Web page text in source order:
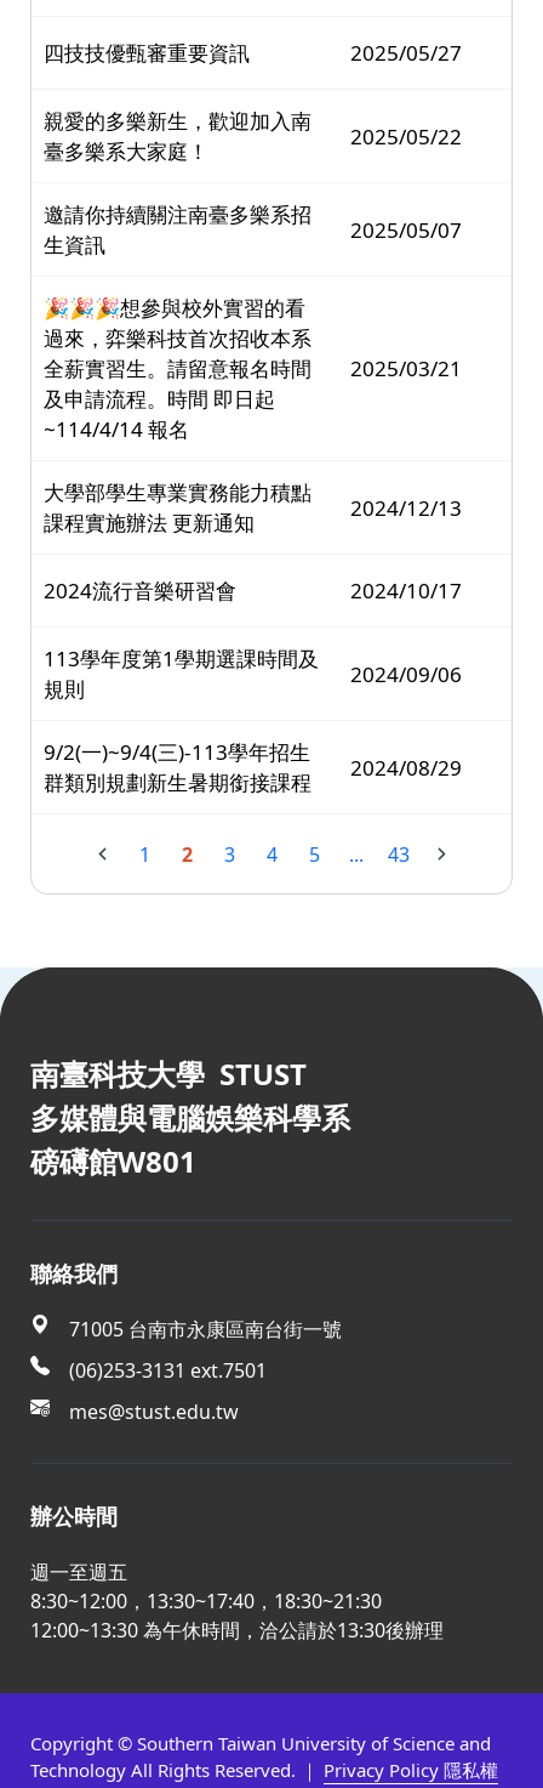
四技技優甄審重要資訊 2025/05/27
親愛的多樂新生，歡迎加入南
臺多樂系大家庭！
2025/05/22
邀請你持續關注南臺多樂系招
生資訊
2025/05/07
🎉🎉🎉想參與校外實習的看
過來，弈樂科技首次招收本系
全薪實習生。請留意報名時間
及申請流程。時間 即日起
~114/4/14 報名
2025/03/21
大學部學生專業實務能力積點
課程實施辦法 更新通知
2024/12/13
2024流行音樂研習會 2024/10/17
113學年度第1學期選課時間及
規則
2024/09/06
9/2(一)~9/4(三)-113學年招生
群類別規劃新生暑期銜接課程
2024/08/29
1 2 3 4 5 ... 43
南臺科技大學 STUST
多媒體與電腦娛樂科學系
磅礡館W801
聯絡我們
71005 台南市永康區南台街一號
(06)253-3131 ext.7501
mes@stust.edu.tw
辦公時間
週一至週五
8:30~12:00，13:30~17:40，18:30~21:30
12:00~13:30 為午休時間，洽公請於13:30後辦理
Copyright © Southern Taiwan University of Science and
Technology All Rights Reserved. ｜ Privacy Policy 隱私權